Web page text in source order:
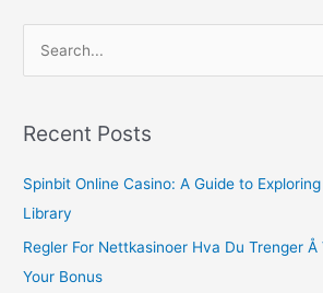
r
h
f
o
r
Recent Posts
Spinbit Online Casino: A Guide to
Library
Regler For Nettkasinoer Hva Du Trenger
Your Bonus